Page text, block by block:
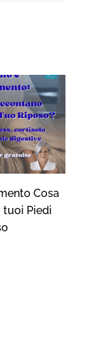
Cosa
tuoi Piedi